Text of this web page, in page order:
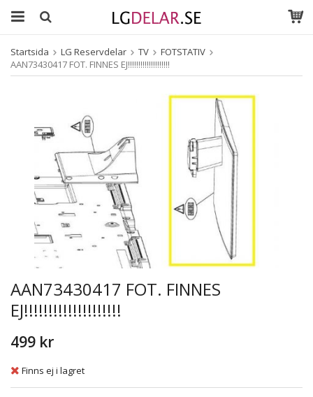
Startsida LG Reservdelar TV
FOTSTATIV
AAN73430417 FOT. FINNES EJ!!!!!!!!!!!!!!!!!!!!
AAN73430417 FOT. FINNES
EJ!!!!!!!!!!!!!!!!!!!!
499 kr
Finns ej i lagret